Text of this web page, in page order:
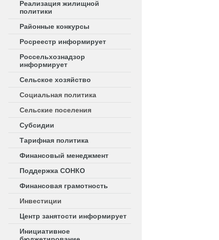
Реализация жилищной
политики
Районные конкурсы
Росреестр информирует
Россельхознадзор
информирует
Сельское хозяйство
Социальная политика
Сельские поселения
Субсидии
Тарифная политика
Финансовый менеджмент
Поддержка СОНКО
Финансовая грамотность
Инвестиции
Центр занятости информирует
Инициативное